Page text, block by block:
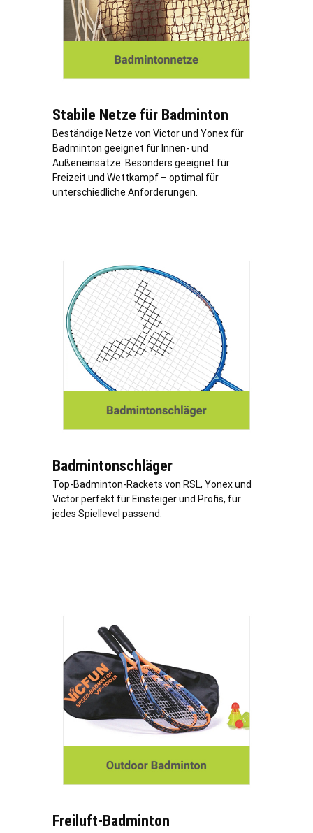
Stabile Netze für Badminton
Beständige Netze von Victor und Yonex für
Badminton geeignet für Innen- und
Außeneinsätze. Besonders geeignet für
Freizeit und Wettkampf – optimal für
unterschiedliche Anforderungen.
Badmintonschläger
Top-Badminton-Rackets von RSL, Yonex und
Victor perfekt für Einsteiger und Profis, für
jedes Spiellevel passend.
Freiluft-Badminton